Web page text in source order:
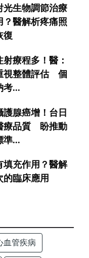
光生物調節治療
？醫解析疼痛照
復
療程多！醫：
視整體評估 個
考...
護腺癌增！台日
療品質 盼推動
準...
填充作用？醫解
的臨床應用
血管疾病